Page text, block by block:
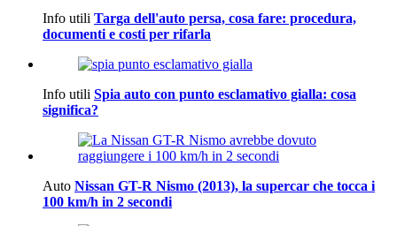
Info utili Targa dell'auto persa, cosa fare: procedura,
documenti e costi per rifarla
Info utili Spia auto con punto esclamativo gialla: cosa
significa?
Auto Nissan GT-R Nismo (2013), la supercar che tocca i
100 km/h in 2 secondi